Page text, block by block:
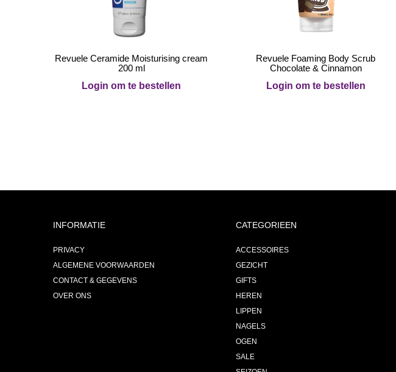
Revuele Ceramide Moisturising cream
200 ml
Login om te bestellen
Revuele Foaming Body Scrub
Chocolate & Cinnamon
Login om te bestellen
INFORMATIE
PRIVACY
ALGEMENE VOORWAARDEN
CONTACT & GEGEVENS
OVER ONS
CATEGORIEEN
ACCESSOIRES
GEZICHT
GIFTS
HEREN
LIPPEN
NAGELS
OGEN
SALE